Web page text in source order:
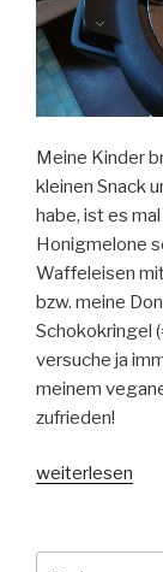
Meine Kinder
kleinen Snack
habe, ist es
Honigmelone
Waffeleisen
bzw. meine
Schokokringel
versuche ja
meinem
zufrieden!
„Vegane
Zucker)
weiterlesen